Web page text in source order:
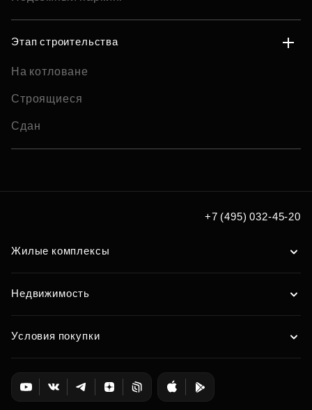
Этап строительства
На котловане
Строящиеся
Сдан
+7 (495) 032-45-20
Жилые комплексы
Недвижимость
Условия покупки